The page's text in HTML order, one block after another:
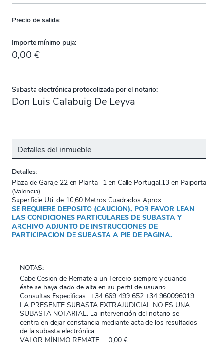
Precio de salida:
Importe mínimo puja:
0,00 €
Subasta electrónica protocolizada por el notario:
Don Luis Calabuig De Leyva
Detalles del inmueble
Detalles:
Plaza de Garaje 22 en Planta -1 en Calle Portugal,13 en Paiporta
(Valencia)
Superficie Util de 10,60 Metros Cuadrados Aprox.
SE REQUIERE DEPOSITO (CAUCION), POR FAVOR LEAN
LAS CONDICIONES PARTICULARES DE SUBASTA Y
ARCHIVO ADJUNTO DE INSTRUCCIONES DE
PARTICIPACION DE SUBASTA A PIE DE PAGINA.
NOTAS:
Cabe Cesion de Remate a un Tercero siempre y cuando
éste se haya dado de alta en su perfil de usuario.
Consultas Especificas : +34 669 499 652 +34 960096019
LA PRESENTE SUBASTA EXTRAJUDICIAL NO ES UNA
SUBASTA NOTARIAL. La intervención del notario se
centra en dejar constancia mediante acta de los resultados
de la subasta electrónica.
VALOR MÍNIMO REMATE : 0,00 €.